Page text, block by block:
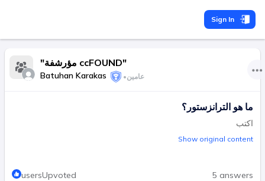
Sign In
"مؤرشفة ccFOUND"
Batuhan Karakas •عامين
ما هو الترانزستور؟
اكتب
Show original content
usersUpvoted 5 answers